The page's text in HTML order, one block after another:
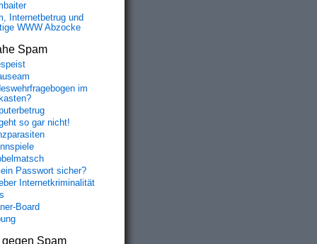
Internetbetrug und
WWW Abzocke
Spam
im
so gar nicht!
Passwort sicher?
Internetkriminalität
Board
gegen Spam